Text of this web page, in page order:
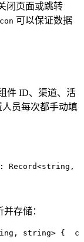
闭页面或跳转
可以保证数据
件 ID、渠道、活
员每次都手动填
: Record<string ,
存储：
, string> {